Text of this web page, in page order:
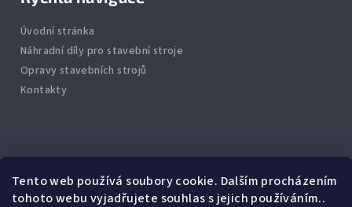
Tento web používá soubory cookie. Dalším procházením
tohoto webu vyjadřujete souhlas s jejich používáním..
Úvodní stránka
Náhradní díly pro stavební stroje
Opravy stavebních strojů
Kontakty